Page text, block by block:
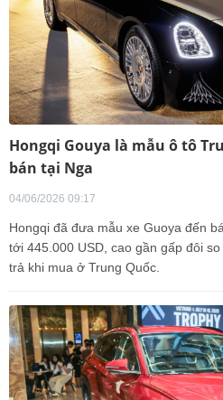
Hongqi Gouya là mẫu ô tô
bán tại Nga
04/06/2026 09:17
Hongqi đã đưa mẫu xe Guoya đến
tới 445.000 USD, cao gần gấp đôi
trả khi mua ở Trung Quốc.